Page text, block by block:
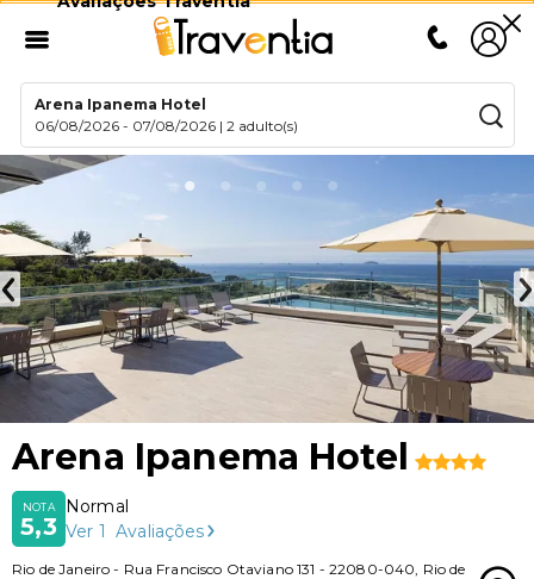
Arena Ipanema Hotel
06/08/2026 - 07/08/2026 |2 adulto(s)
Arena Ipanema Hotel
NOTA
5,3
Normal
Ver 1 Avaliações
Rio de Janeiro - Rua Francisco Otaviano 131 - 22080-040, Rio de